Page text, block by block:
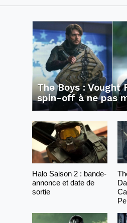
The Boys : Vought
spin-off à ne pas
Halo Saison 2 : bande-
annonce et date de
sortie